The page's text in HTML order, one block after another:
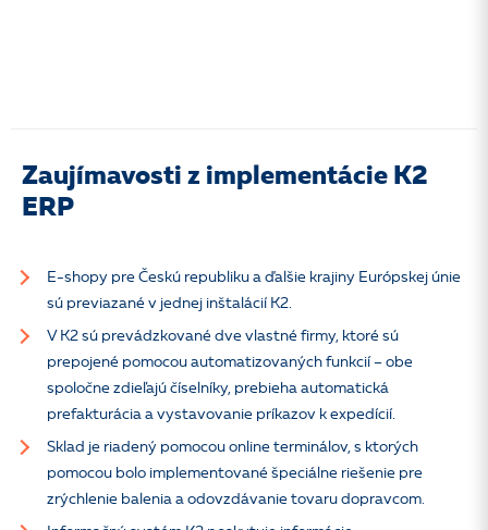
Zaujímavosti z implementácie K2
ERP
E-shopy pre Českú republiku a ďalšie krajiny Európskej únie
sú previazané v jednej inštalácií K2.
V K2 sú prevádzkované dve vlastné firmy, ktoré sú
prepojené pomocou automatizovaných funkcií – obe
spoločne zdieľajú číselníky, prebieha automatická
prefakturácia a vystavovanie príkazov k expedícií.
Sklad je riadený pomocou online terminálov, s ktorých
pomocou bolo implementované špeciálne riešenie pre
zrýchlenie balenia a odovzdávanie tovaru dopravcom.